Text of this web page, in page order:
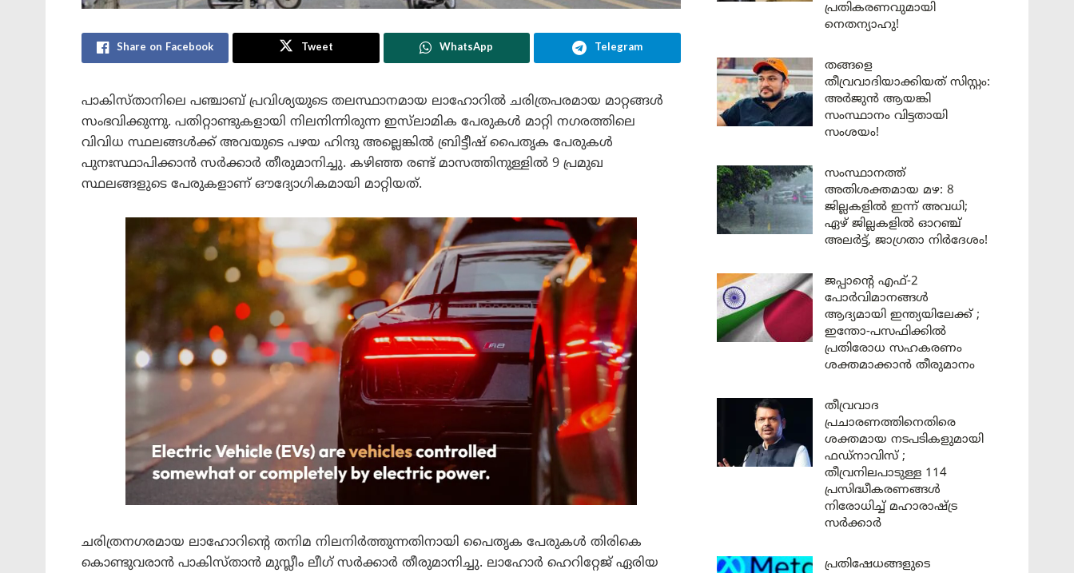
Share on Facebook Tweet WhatsApp Telegram
പാകിസ്താനിലെ പഞ്ചാബ് പ്രവിശ്യയുടെ തലസ്ഥാനമായ ലാഹോറിൽ ചരിത്രപരമായ മാറ്റങ്ങൾ
സംഭവിക്കുന്നു. പതിറ്റാണ്ടുകളായി നിലനിന്നിരുന്ന ഇസ്‌ലാമിക പേരുകൾ മാറ്റി നഗരത്തിലെ
വിവിധ സ്ഥലങ്ങൾക്ക് അവയുടെ പഴയ ഹിന്ദു അല്ലെങ്കിൽ ബ്രിട്ടീഷ് പൈതൃക പേരുകൾ
പുനഃസ്ഥാപിക്കാൻ സർക്കാർ തീരുമാനിച്ചു. കഴിഞ്ഞ രണ്ട് മാസത്തിനുള്ളിൽ 9 പ്രമുഖ
സ്ഥലങ്ങളുടെ പേരുകളാണ് ഔദ്യോഗികമായി മാറ്റിയത്.
ചരിത്രനഗരമായ ലാഹോറിന്റെ തനിമ നിലനിർത്തുന്നതിനായി പൈതൃക പേരുകൾ തിരികെ
കൊണ്ടുവരാൻ പാകിസ്താൻ മുസ്ലീം ലീഗ് സർക്കാർ തീരുമാനിച്ചു. ലാഹോർ ഹെറിറ്റേജ് ഏരിയ
പ്രതികരണവുമായി
നെതന്യാഹു!
തങ്ങളെ
തീവ്രവാദിയാക്കിയത് സിസ്റ്റം:
അർജുൻ ആയങ്കി
സംസ്ഥാനം വിട്ടതായി
സംശയം!
സംസ്ഥാനത്ത്
അതിശക്തമായ മഴ: 8
ജില്ലകളിൽ ഇന്ന് അവധി;
ഏഴ് ജില്ലകളിൽ ഓറഞ്ച്
അലർട്ട്, ജാഗ്രതാ നിർദേശം!
ജപ്പാന്റെ എഫ്-2
പോർവിമാനങ്ങൾ
ആദ്യമായി ഇന്ത്യയിലേക്ക് ;
ഇന്തോ-പസഫിക്കിൽ
പ്രതിരോധ സഹകരണം
ശക്തമാക്കാൻ തീരുമാനം
തീവ്രവാദ
പ്രചാരണത്തിനെതിരെ
ശക്തമായ നടപടികളുമായി
ഫഡ്നാവിസ് ;
തീവ്രനിലപാടുള്ള 114
പ്രസിദ്ധീകരണങ്ങൾ
നിരോധിച്ച് മഹാരാഷ്ട്ര
സർക്കാർ
പ്രതിഷേധങ്ങളുടെ